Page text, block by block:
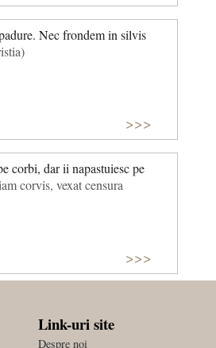
Nec frondem in silvis
>>>
corbi, dar ii napastuiesc pe
corvis, vexat censura
>>>
Link-uri site
Despre noi